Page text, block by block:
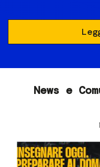
News e